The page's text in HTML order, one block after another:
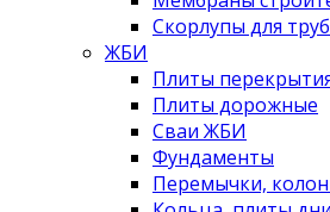
Скорлупы для
ЖБИ
Плиты
Плиты дорожные
Сваи ЖБИ
Фундаменты
Перемычки,